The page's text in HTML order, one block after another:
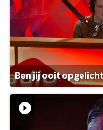
Ben jij ooit